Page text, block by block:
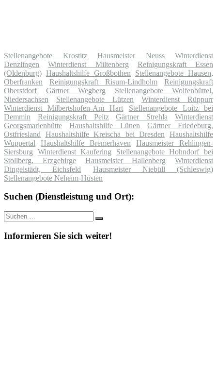
Stellenangebote Krostitz Hausmeister Neuss
Winterdienst
Denzlingen
Winterdienst Miltenberg
Reinigungskraft Essen
(Oldenburg) Haushaltshilfe Großbothen
Stellenangebote Hausen,
Oberfranken
Reinigungskraft Risum-Lindholm
Reinigungskraft
Oberstdorf
Gärtner Wegberg
Stellenangebote Wolfenbüttel,
Niedersachsen
Stellenangebote Lützen
Winterdienst Rüppurr
Winterdienst Milbertshofen-Am Hart
Stellenangebote Loitz bei
Demmin
Reinigungskraft Peitz Gärtner Strehla
Winterdienst
Georgsmarienhütte
Haushaltshilfe Lünen
Gärtner Friedeburg,
Ostfriesland
Haushaltshilfe Kreischa bei Dresden
Haushaltshilfe
Wuppertal
Haushaltshilfe Bremerhaven
Hausmeister Rehlingen-
Siersburg
Winterdienst Kaufering
Stellenangebote Hohndorf bei
Stollberg, Erzgebirge
Hausmeister Hallenberg
Winterdienst
Dingelstädt, Eichsfeld
Hausmeister Niebüll (Schleswig)
Stellenangebote Neheim-Hüsten
Suchen (Dienstleistung und Ort):
Suche
nach:
Suchen
Informieren Sie sich weiter!